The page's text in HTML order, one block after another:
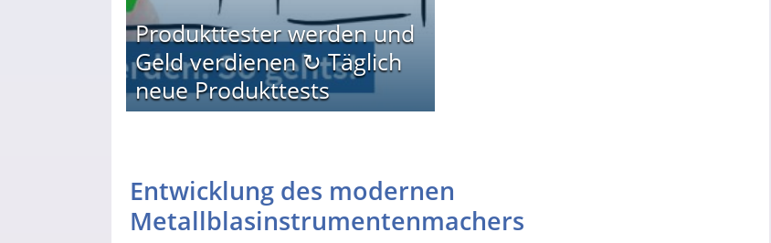
Produkttester werden und
Geld verdienen ↻ Täglich
neue Produkttests
Entwicklung des modernen
Metallblasinstrumentenmachers
Arbeitslosengeld: Wofür bekommt man